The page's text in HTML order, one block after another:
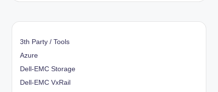
3th Party / Tools
Azure
Dell-EMC Storage
Dell-EMC VxRail